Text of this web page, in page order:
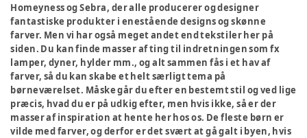
Homeyness og Sebra, der alle producerer og designer
fantastiske produkter i enestående designs og skønne
farver. Men vi har også meget andet end tekstiler her på
siden. Du kan finde masser af ting til indretningen som fx
lamper, dyner, hylder mm., og alt sammen fås i et hav af
farver, så du kan skabe et helt særligt tema på
børneværelset. Måske går du efter en bestemt stil og ved lige
præcis, hvad du er på udkig efter, men hvis ikke, så er der
masser af inspiration at hente her hos os. De fleste børn er
vilde med farver, og derfor er det svært at gå galt i byen, hvis